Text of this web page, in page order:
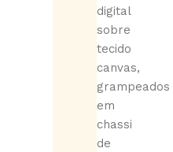
digital
sobre
tecido
canvas,
grampeados
em
chassi
de